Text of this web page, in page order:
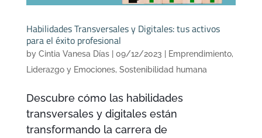
Habilidades Transversales y Digitales: tus activos
para el éxito profesional
by Cintia Vanesa Días| 09/12/2023 Emprendimiento,
Liderazgo y Emociones, Sostenibilidad humana
Descubre cómo las habilidades
transversales y digitales están
transformando la carrera de